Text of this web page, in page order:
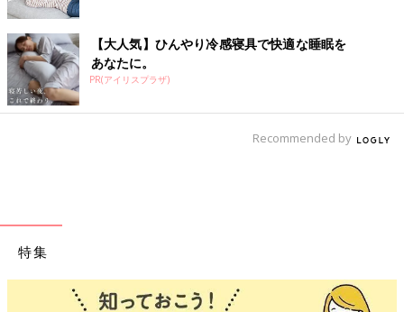
離乳食初期 5～6ヶ月ごろ ごっくん期 の離乳食レシピをもっとみ
る
たまひよの離乳食の本
【大人気】ひんやり冷感寝具で快適な睡眠を
あなたに。
PR(アイリスプラザ)
Recommended by
特集